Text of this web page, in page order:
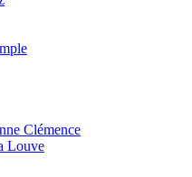
Clémence
Louve